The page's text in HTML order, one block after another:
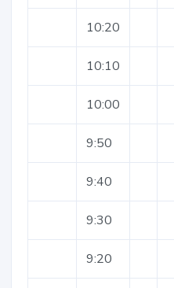
10:20
10:10
10:00
9:50
9:40
9:30
9:20